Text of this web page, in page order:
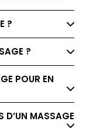
?
?
POUR EN
D’UN MASSAGE